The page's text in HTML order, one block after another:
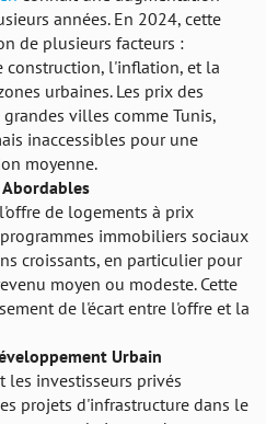
années. En 2024, cette
de plusieurs facteurs :
construction, l'inflation, et la
urbaines. Les prix des
villes comme Tunis,
inaccessibles pour une
moyenne.
Abordables
de logements à prix
immobiliers sociaux
croissants, en particulier pour
moyen ou modeste. Cette
de l'écart entre l'offre et la
Urbain
les investisseurs privés
projets d'infrastructure dans le